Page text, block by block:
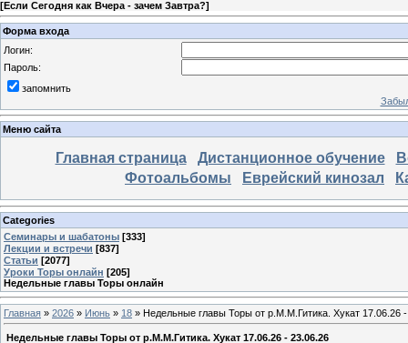
[Если Сегодня как Вчера - зачем Завтра?]
Форма входа
Логин:
Пароль:
запомнить
Меню сайта
Главная страница Дистанционное обучение
Фотоальбомы
Еврейский кинозал
Categories
Семинары и шабатоны [333]
Лекции и встречи [837]
Статьи [2077]
Уроки Торы онлайн [205]
Недельные главы Торы онлайн
Главная » 2026 » Июнь » 18 » Недельные главы Торы от р.М.М.Гитика. Хукат 17.06.26
Недельные главы Торы от р.М.М.Гитика. Хукат 17.06.26 - 23.06.26